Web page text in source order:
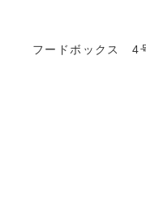
フードボックス 4